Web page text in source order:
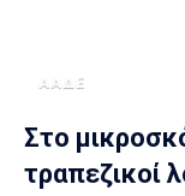
ΑΑΔΕ
Στο
τραπεζικοί